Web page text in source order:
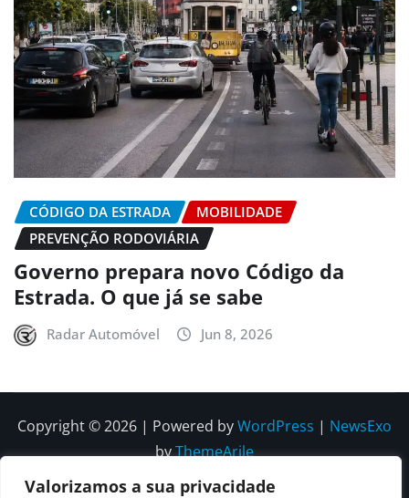
Valorizamos a sua privacidade
CÓDIGO DA ESTRADA
MOBILIDADE
PREVENÇÃO RODOVIÁRIA
Governo prepara novo Código da
Estrada. O que já se sabe
Radar Automóvel Jun 8, 2026
Copyright © 2026 | Powered byWordPress | NewsExo
byThemeArile